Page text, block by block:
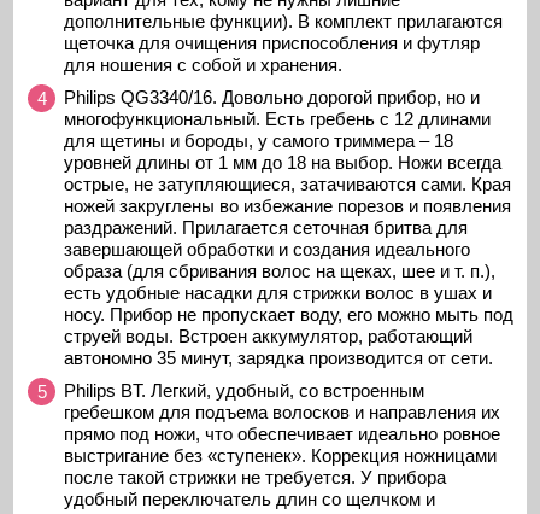
дополнительные функции). В комплект прилагаются
щеточка для очищения приспособления и футляр
для ношения с собой и хранения.
Philips QG3340/16. Довольно дорогой прибор, но и
многофункциональный. Есть гребень с 12 длинами
для щетины и бороды, у самого триммера – 18
уровней длины от 1 мм до 18 на выбор. Ножи всегда
острые, не затупляющиеся, затачиваются сами. Края
ножей закруглены во избежание порезов и появления
раздражений. Прилагается сеточная бритва для
завершающей обработки и создания идеального
образа (для сбривания волос на щеках, шее и т. п.),
есть удобные насадки для стрижки волос в ушах и
носу. Прибор не пропускает воду, его можно мыть под
струей воды. Встроен аккумулятор, работающий
автономно 35 минут, зарядка производится от сети.
Philips BT. Легкий, удобный, со встроенным
гребешком для подъема волосков и направления их
прямо под ножи, что обеспечивает идеально ровное
выстригание без «ступенек». Коррекция ножницами
после такой стрижки не требуется. У прибора
удобный переключатель длин со щелчком и